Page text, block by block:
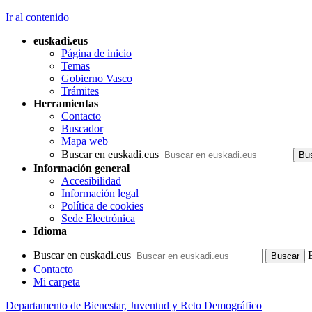
Ir al contenido
euskadi.eus
Página de inicio
Temas
Gobierno Vasco
Trámites
Herramientas
Contacto
Buscador
Mapa web
Buscar en euskadi.eus
Información general
Accesibilidad
Información legal
Política de cookies
Sede Electrónica
Idioma
Buscar en euskadi.eus
Contacto
Mi carpeta
Departamento de Bienestar, Juventud y Reto Demográfico